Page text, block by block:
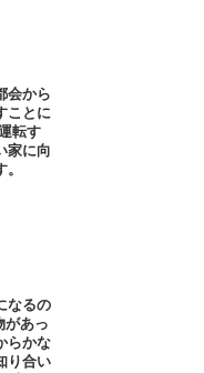
会から
ことに
転す
家に向
なるの
があっ
らかな
り合い